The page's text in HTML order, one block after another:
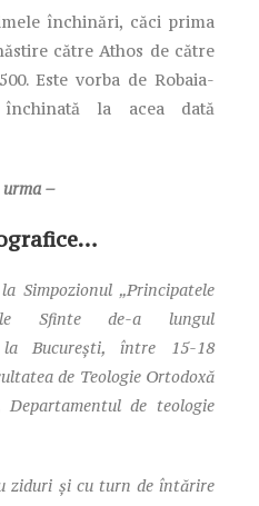
închinări, căci prima
către Athos de către
Este vorba de Robaia-
la acea dată
urma –
Simpozionul„Principatele
Sfinte de-a lungul
Bucureşti, între 15-18
de Teologie Ortodoxă
Departamentul de teologie
ziduri şi cu turn de întărire